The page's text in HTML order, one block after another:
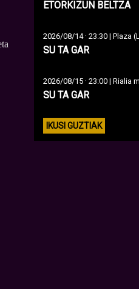
ETORKIZUN BELTZA
2026/08/14· 23:30 | Plaza
SU TA GAR
2026/08/15 · 23:00 | Rialia
SU TA GAR
IKUSI GUZTIAK